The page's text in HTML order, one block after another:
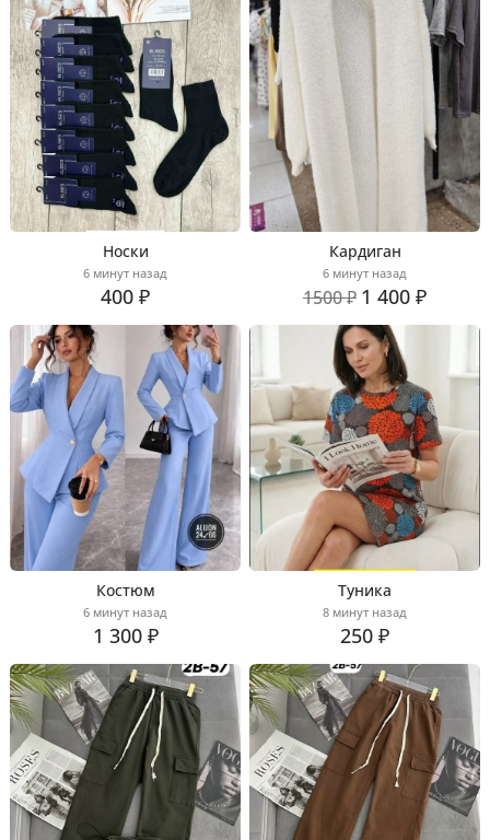
Носки
6 минут назад
400 ₽
Кардиган
6 минут назад
1500 ₽ 1 400 ₽
Костюм
6 минут назад
1 300 ₽
Туника
8 минут назад
250 ₽